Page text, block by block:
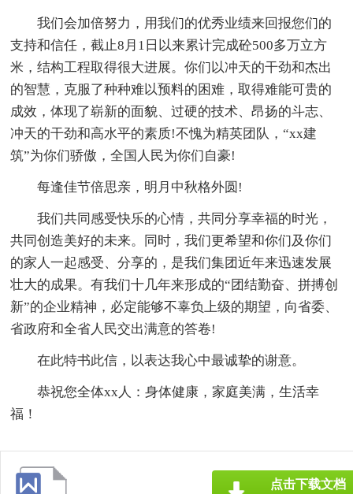
我们会加倍努力，用我们的优秀业绩来回报您们的
支持和信任，截止8月1日以来累计完成砼500多万立方
米，结构工程取得很大进展。你们以冲天的干劲和杰出
的智慧，克服了种种难以预料的困难，取得难能可贵的
成效，体现了崭新的面貌、过硬的技术、昂扬的斗志、
冲天的干劲和高水平的素质!不愧为精英团队，“xx建
筑”为你们骄傲，全国人民为你们自豪!
每逢佳节倍思亲，明月中秋格外圆!
我们共同感受快乐的心情，共同分享幸福的时光，
共同创造美好的未来。同时，我们更希望和你们及你们
的家人一起感受、分享的，是我们集团近年来迅速发展
壮大的成果。有我们十几年来形成的“团结勤奋、拼搏创
新”的企业精神，必定能够不辜负上级的期望，向省委、
省政府和全省人民交出满意的答卷!
在此特书此信，以表达我心中最诚挚的谢意。
恭祝您全体xx人：身体健康，家庭美满，生活幸
福！
点击下载文档